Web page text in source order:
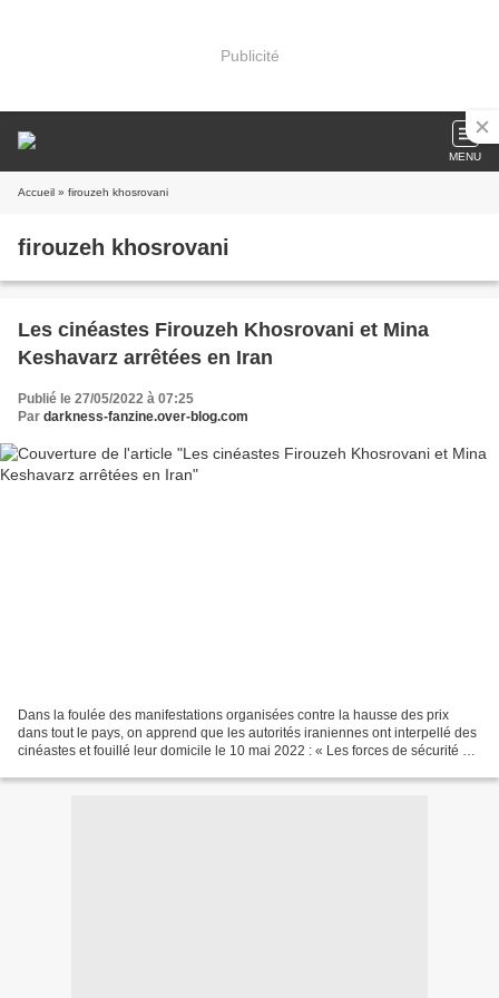
Publicité
MENU
Accueil » firouzeh khosrovani
firouzeh khosrovani
Les cinéastes Firouzeh Khosrovani et Mina
Keshavarz arrêtées en Iran
Publié le 27/05/2022 à 07:25
Par darkness-fanzine.over-blog.com
Dans la foulée des manifestations organisées contre la hausse des prix
dans tout le pays, on apprend que les autorités iraniennes ont interpellé des
cinéastes et fouillé leur domicile le 10 mai 2022 : « Les forces de sécurité se